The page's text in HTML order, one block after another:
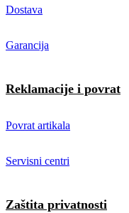
Dostava
Garancija
Reklamacije i povrat
Povrat artikala
Servisni centri
Zaštita privatnosti